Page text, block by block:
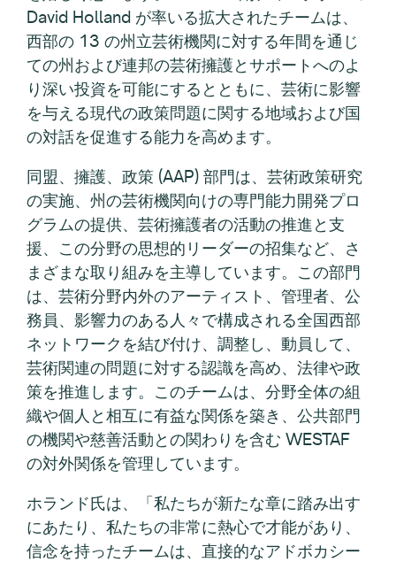
David Holland が率いる拡大されたチームは、
西部の 13 の州立芸術機関に対する年間を通じ
ての州および連邦の芸術擁護とサポートへのよ
り深い投資を可能にするとともに、芸術に影響
を与える現代の政策問題に関する地域および国
の対話を促進する能力を高めます。
同盟、擁護、政策 (AAP) 部門は、芸術政策研究
の実施、州の芸術機関向けの専門能力開発プロ
グラムの提供、芸術擁護者の活動の推進と支
援、この分野の思想的リーダーの招集など、さ
まざまな取り組みを主導しています。この部門
は、芸術分野内外のアーティスト、管理者、公
務員、影響力のある人々で構成される全国西部
ネットワークを結び付け、調整し、動員して、
芸術関連の問題に対する認識を高め、法律や政
策を推進します。このチームは、分野全体の組
織や個人と相互に有益な関係を築き、公共部門
の機関や慈善活動との関わりを含む WESTAF
の対外関係を管理しています。
ホランド氏は、「私たちが新たな章に踏み出す
にあたり、私たちの非常に熱心で才能があり、
信念を持ったチームは、直接的なアドボカシー